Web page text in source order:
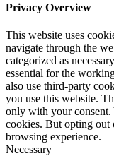
Privacy Overview
This website uses
navigate through the
categorized as
essential for the
also use third-party
you use this website.
only with your consent.
cookies. But opting out
browsing experience.
Necessary